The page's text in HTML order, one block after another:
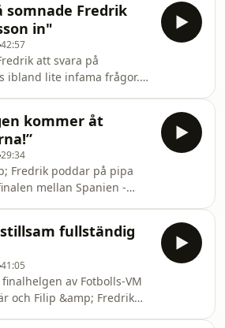
om en värld utan
fel, om en värld där han
sina flegmatiska
på grund av
Drömmer Filip om
som spelar obskyr musik
Drömmer
ett nytt avsnitt av Fili
somnade Fredrik
in"
42:57
att svara på
ibland lite infama frågor.
privacy for more
kommer åt
29:34
Fredrik poddar på pipa
mellan Spanien -
VM 2026 gör Filip
Fredrik Wikingsson en
vid sidan av sin
Filip rapporterar från
från Europa — och
försöker de förstå
stillsam fullständig
41:05
av Fotbolls-VM
och Filip &amp; Fredrik